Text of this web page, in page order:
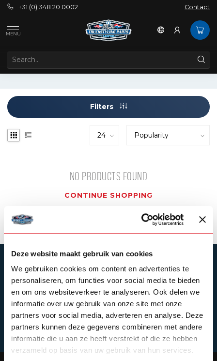
Deze website maakt gebruik van cookies
We gebruiken cookies om content en advertenties te
personaliseren, om functies voor social media te bieden
en om ons websiteverkeer te analyseren. Ook delen we
informatie over uw gebruik van onze site met onze
partners voor social media, adverteren en analyse. Deze
partners kunnen deze gegevens combineren met andere
informatie die u aan ze heeft verstrekt of die ze hebben
verzameld op basis van uw gebruik van hun services.
+31 (0) 348 20 0002 Contact
MENU
Filters
NO PRODUCTS FOUND
CONTINUE SHOPPING
SUBSCRIBE TO OUR NEWSLETTER
Stay up to date with our latest offers
Schrijf je in